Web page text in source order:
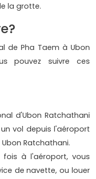
la grotte.
de Pha Taem à Ubon
pouvez suivre ces
d'Ubon Ratchathani
vol depuis l'aéroport
Ratchathani.
à l'aéroport, vous
de navette, ou louer